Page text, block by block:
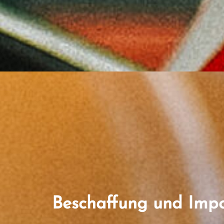
Beschaffung und